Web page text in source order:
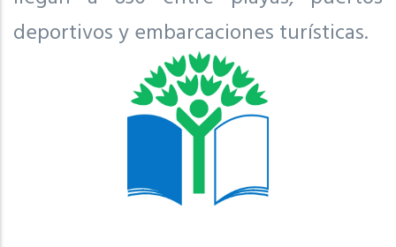
deportivos y embarcaciones turísticas.